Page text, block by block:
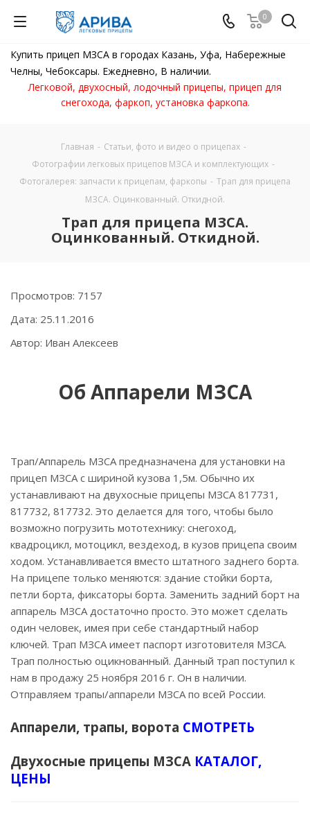
0
Купить прицеп МЗСА в городах Казань, Уфа, Набережные
Челны, Чебоксары. Ежедневно, В наличии.
Легковой, двухосный, лодочный прицепы, прицеп для
снегохода, фаркоп, установка фаркопа.
Главная - Статьи, фото и видео о прицепах -
Фотографии легковых прицепов МЗСА и комплектующих -
Фотогалерея: запчасти к прицепам, фаркопы - Трап для прицепа
МЗСА. Оцинкованный. Откидной.
Трап для прицепа МЗСА.
Оцинкованный. Откидной.
Просмотров: 7157
Дата: 25.11.2016
Автор: Иван Алексеев
Об Аппарели МЗСА
Трап/Аппарель МЗСА предназначена для установки на
прицеп МЗСА с шириной кузова 1,5м. Обычно их
устанавливают на двухосные прицепы МЗСА 817731,
817732, 817732. Это делается для того, чтобы было
возможно погрузить мототехнику: снегоход,
квадроцикл, мотоцикл, вездеход, в кузов прицепа своим
ходом. Устанавливается вместо штатного заднего борта.
На прицепе только меняются: здание стойки борта,
петли борта, фиксаторы борта. Заменить задний борт на
аппарель МЗСА достаточно просто. Это может сделать
один человек, имея при себе стандартный набор
ключей. Трап МЗСА имеет паспорт изготовителя МЗСА.
Трап полностью оцикнованный. Данный трап поступил к
нам в продажу 25 ноября 2016 г. Он в наличии.
Отправляем трапы/аппарели МЗСА по всей России.
Аппарели, трапы, ворота СМОТРЕТЬ
Двухосные прицепы МЗСА КАТАЛОГ,
ЦЕНЫ